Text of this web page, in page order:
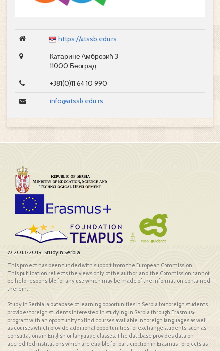
https://atssb.edu.rs
Катарине Амброзић 3
11000 Београд
+381(0)11 64 10 990
info@atssb.edu.rs
© 2013-2019 StudyInSerbia
This project has been funded with support from the European Commission.
This publication reflects the views only of the author, and the Commission cannot
be held responsible for any use which may be made of the information contained
therein.
Study in Serbia, a database of learning opportunities in Serbia for foreign students
provides foreign students interested in studying in Serbia through Erasmus+
program with an opportunity to find courses available in foreign languages as well
as courses which provide additional opportunities for exchange students, such as
consultations in English or language classes. The database provides data on
accredited institutions which are eligible for participation in Erasmus+ projects as